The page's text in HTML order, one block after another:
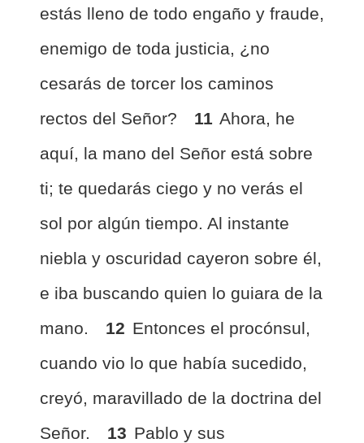
estás lleno de todo engaño y fraude,
enemigo de toda justicia, ¿no
cesarás de torcer los caminos
rectos del Señor?
11 Ahora, he
aquí, la mano del Señor está sobre
ti; te quedarás ciego y no verás el
sol por algún tiempo. Al instante
niebla y oscuridad cayeron sobre él,
e iba buscando quien lo guiara de la
mano.
12 Entonces el procónsul,
cuando vio lo que había sucedido,
creyó, maravillado de la doctrina del
Señor.
13 Pablo y sus